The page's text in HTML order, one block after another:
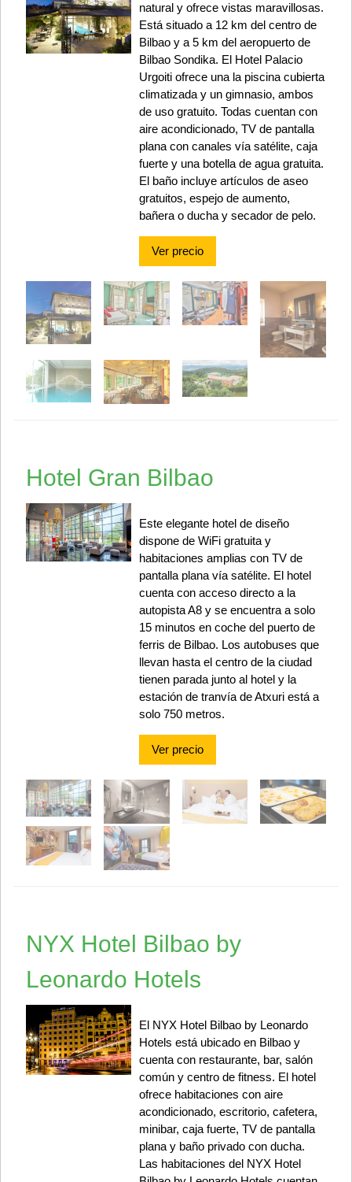
natural y ofrece vistas maravillosas.
Está situado a 12 km del centro de
Bilbao y a 5 km del aeropuerto de
Bilbao Sondika. El Hotel Palacio
Urgoiti ofrece una la piscina cubierta
climatizada y un gimnasio, ambos
de uso gratuito. Todas cuentan con
aire acondicionado, TV de pantalla
plana con canales vía satélite, caja
fuerte y una botella de agua gratuita.
El baño incluye artículos de aseo
gratuitos, espejo de aumento,
bañera o ducha y secador de pelo.
Ver precio
Hotel Gran Bilbao
Este elegante hotel de diseño
dispone de WiFi gratuita y
habitaciones amplias con TV de
pantalla plana vía satélite. El hotel
cuenta con acceso directo a la
autopista A8 y se encuentra a solo
15 minutos en coche del puerto de
ferris de Bilbao. Los autobuses que
llevan hasta el centro de la ciudad
tienen parada junto al hotel y la
estación de tranvía de Atxuri está a
solo 750 metros.
Ver precio
NYX Hotel Bilbao by
Leonardo Hotels
El NYX Hotel Bilbao by Leonardo
Hotels está ubicado en Bilbao y
cuenta con restaurante, bar, salón
común y centro de fitness. El hotel
ofrece habitaciones con aire
acondicionado, escritorio, cafetera,
minibar, caja fuerte, TV de pantalla
plana y baño privado con ducha.
Las habitaciones del NYX Hotel